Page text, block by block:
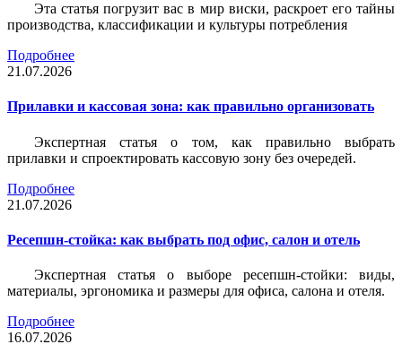
Эта статья погрузит вас в мир виски, раскроет его тайны
производства, классификации и культуры потребления
Подробнее
21.07.2026
Прилавки и кассовая зона: как правильно организовать
Экспертная статья о том, как правильно выбрать
прилавки и спроектировать кассовую зону без очередей.
Подробнее
21.07.2026
Ресепшн-стойка: как выбрать под офис, салон и отель
Экспертная статья о выборе ресепшн-стойки: виды,
материалы, эргономика и размеры для офиса, салона и отеля.
Подробнее
16.07.2026